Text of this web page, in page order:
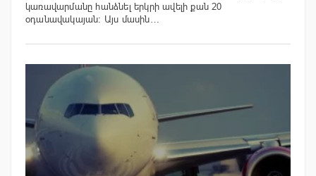
կառավարմանը հանձնել երկրի ավելի քան 20
օդանավակայան։ Այս մասին…